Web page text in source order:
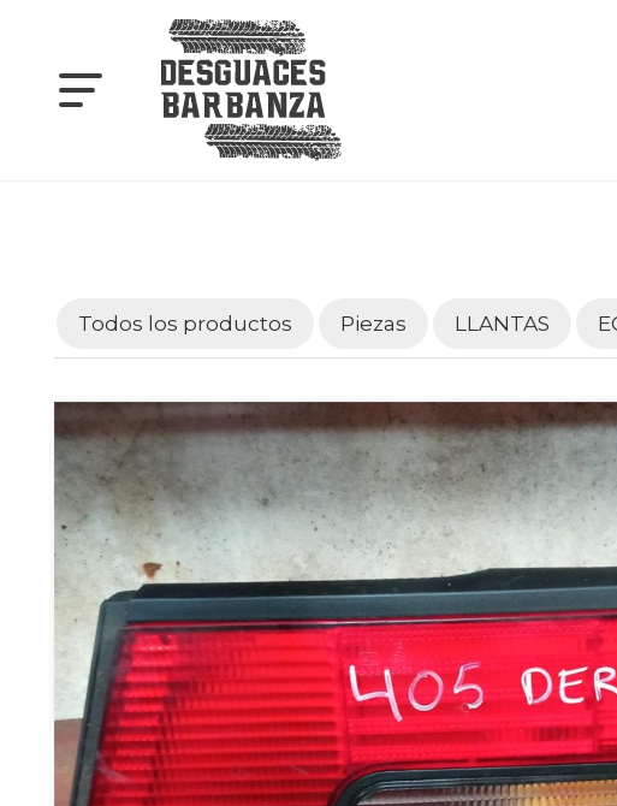
Todos los productos Piezas LLANTAS